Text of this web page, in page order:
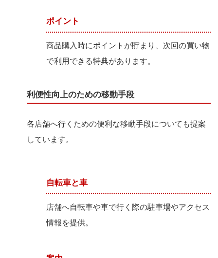
ポイント
商品購入時にポイントが貯まり、次回の買い物
で利用できる特典があります。
利便性向上のための移動手段
各店舗へ行くための便利な移動手段についても提案
しています。
自転車と車
店舗へ自転車や車で行く際の駐車場やアクセス
情報を提供。